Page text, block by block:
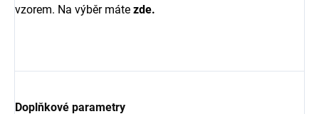
vzorem. Na výběr máte zde.
Doplňkové parametry